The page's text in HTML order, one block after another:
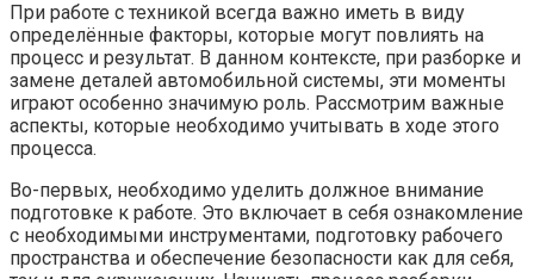
При работе с техникой всегда важно иметь в виду
определённые факторы, которые могут повлиять на
процесс и результат. В данном контексте, при разборке и
замене деталей автомобильной системы, эти моменты
играют особенно значимую роль. Рассмотрим важные
аспекты, которые необходимо учитывать в ходе этого
процесса.
Во-первых, необходимо уделить должное внимание
подготовке к работе. Это включает в себя ознакомление
с необходимыми инструментами, подготовку рабочего
пространства и обеспечение безопасности как для себя,